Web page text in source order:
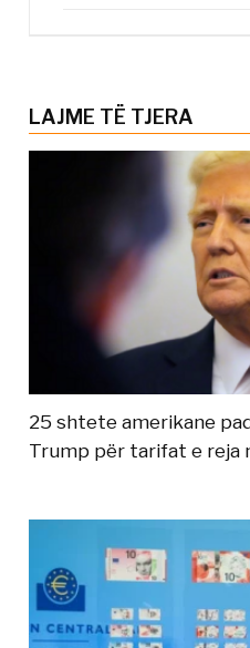
LAJME TË TJERA
25 shtete amerikane
Trump për tarifat e reja